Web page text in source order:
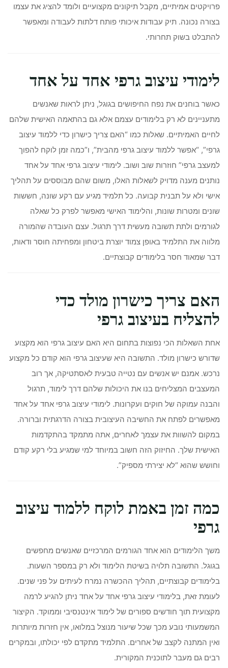
פרויקטים אמיתיים, מקבל תיקונים מקצועיים ולומד להציג את עצמו
בצורה נכונה. תיק עבודות איכותי פותח דלתות לעבודה ומאפשר
להתבלט בשוק תחרותי.
לימודי עיצוב גרפי אחד על אחד
כאשר בוחנים את נפח החיפושים בגוגל, ניתן לראות שאנשים
מתעניינים לא רק בלימודים עצמם אלא גם בהתאמה האישית שלהם
לחיים האמיתיים. שאלות כמו “האם צריך כישרון כדי ללמוד עיצוב
גרפי”, “אפשר ללמוד עיצוב גרפי מהבית”, ו”כמה זמן לוקח להפוך
למעצב גרפי” חוזרות שוב ושוב. לימודי עיצוב גרפי אחד על אחד
נותנים מענה מדויק לשאלות האלו, משום שהם מבוססים על תהליך
אישי ולא על תבנית קבועה. כל תלמיד מגיע עם רקע שונה, חששות
שונים ומטרות שונות, והלימוד האישי מאפשר לפרק כל שאלה
לגורמים ולתת תשובה מעשית דרך תרגול. עצם העובדה שהמורה
מלווה את התלמיד באופן צמוד יוצרת ביטחון ומפחיתה חוסר ודאות,
דבר שמאוד חסר בלימודים קבוצתיים.
האם צריך כישרון מולד כדי
להצליח בעיצוב גרפי
אחת השאלות הכי נפוצות בתחום היא האם עיצוב גרפי הוא מקצוע
שדורש כישרון מולד. התשובה היא שעיצוב גרפי הוא קודם כל מקצוע
נרכש. אמנם יש אנשים עם נטייה טבעית לאסתטיקה, אך רוב
המעצבים המצליחים בנו את היכולות שלהם דרך לימוד, תרגול
והבנה עמוקה של חוקים ועקרונות. לימודי עיצוב גרפי אחד על אחד
מאפשרים לפתח את החשיבה העיצובית בצורה הדרגתית וברורה.
במקום להשוות את עצמך לאחרים, אתה מתמקד בהתקדמות
האישית שלך. החיזוק הזה חשוב במיוחד למי שמגיע בלי רקע קודם
וחושש שהוא “לא יצירתי מספיק”.
כמה זמן באמת לוקח ללמוד עיצוב
גרפי
משך הלימודים הוא אחד הגורמים המרכזיים שאנשים מחפשים
בגוגל. התשובה תלויה בשיטת הלימוד ולא רק במספר השעות.
בלימודים קבוצתיים, תהליך ההכשרה נמרח לעיתים על פני שנים.
לעומת זאת, בלימודי עיצוב גרפי אחד על אחד ניתן להגיע לרמה
מקצועית תוך חודשים ספורים של לימוד אינטנסיבי וממוקד. הקיצור
המשמעותי נובע מכך שכל שיעור מנוצל במלואו, אין חזרות מיותרות
ואין המתנה לקצב של אחרים. התלמיד מתקדם לפי יכולתו, ובמקרים
רבים גם מעבר לתוכנית המקורית.